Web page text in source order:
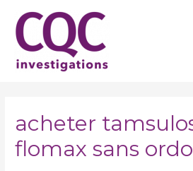
content
acheter
flomax sans